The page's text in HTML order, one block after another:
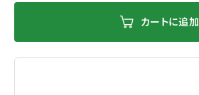
カートに追加